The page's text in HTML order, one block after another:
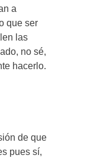
a
que ser
las
no sé,
hacerlo.
de que
pues sí,